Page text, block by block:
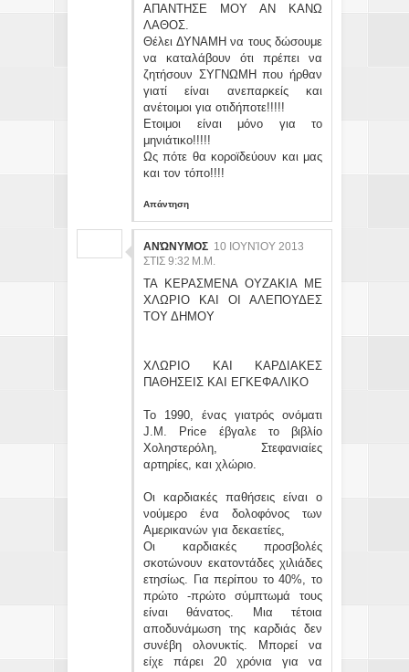
ΑΠΑΝΤΗΣΕ ΜΟΥ ΑΝ ΚΑΝΩ
ΛΑΘΟΣ.
Θέλει ΔΥΝΑΜΗ να τους δώσουμε
να καταλάβουν ότι πρέπει να
ζητήσουν ΣΥΓΝΩΜΗ που ήρθαν
γιατί είναι ανεπαρκείς και
ανέτοιμοι για οτιδήποτε!!!!!
Ετοιμοι είναι μόνο για το
μηνιάτικο!!!!!
Ως πότε θα κοροϊδεύουν και μας
και τον τόπο!!!!
Απάντηση
ΑΝΏΝΥΜΟΣ 10 ΙΟΥΝΊΟΥ 2013
ΣΤΙΣ 9:32 Μ.Μ.
ΤΑ ΚΕΡΑΣΜΕΝΑ ΟΥΖΑΚΙΑ ΜΕ
ΧΛΩΡΙΟ ΚΑΙ ΟΙ ΑΛΕΠΟΥΔΕΣ
ΤΟΥ ΔΗΜΟΥ
ΧΛΩΡΙΟ ΚΑΙ ΚΑΡΔΙΑΚΕΣ
ΠΑΘΗΣΕΙΣ ΚΑΙ ΕΓΚΕΦΑΛΙΚΟ
Το 1990, ένας γιατρός ονόματι
J.M. Price έβγαλε το βιβλίο
Χοληστερόλη, Στεφανιαίες
αρτηρίες, και χλώριο.
Οι καρδιακές παθήσεις είναι ο
νούμερο ένα δολοφόνος των
Αμερικανών για δεκαετίες,
Οι καρδιακές προσβολές
σκοτώνουν εκατοντάδες χιλιάδες
ετησίως. Για περίπου το 40%, το
πρώτο -πρώτο σύμπτωμά τους
είναι θάνατος. Μια τέτοια
αποδυνάμωση της καρδιάς δεν
συνέβη ολονυκτίς. Μπορεί να
είχε πάρει 20 χρόνια για να